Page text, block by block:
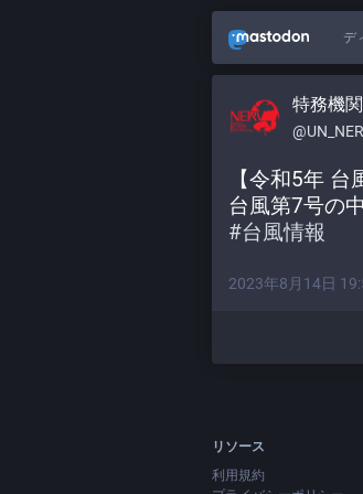
デ
特務機
【令和5年
台風第7号の
#台風情報
2023年8月14日
リソース
利用規約